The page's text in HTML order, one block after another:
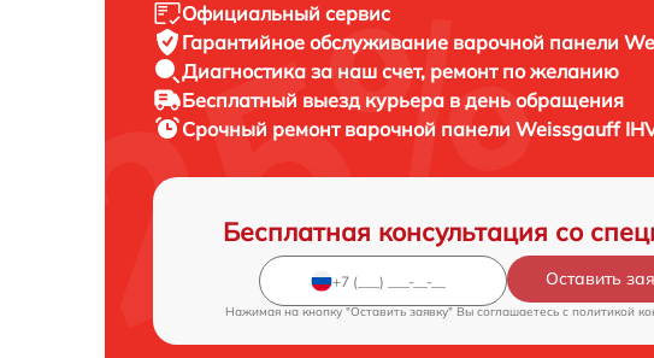
Официальный сервис
Гарантийное обслуживание варочной панели
Диагностика за наш счет, ремонт по желанию
Бесплатный выезд курьера в день обращения
Срочный ремонт варочной панели Weissgauff
Бесплатная консультация со
Оставить
Нажимая на кнопку "Оставить заявку" Вы соглашаетесь c политикой